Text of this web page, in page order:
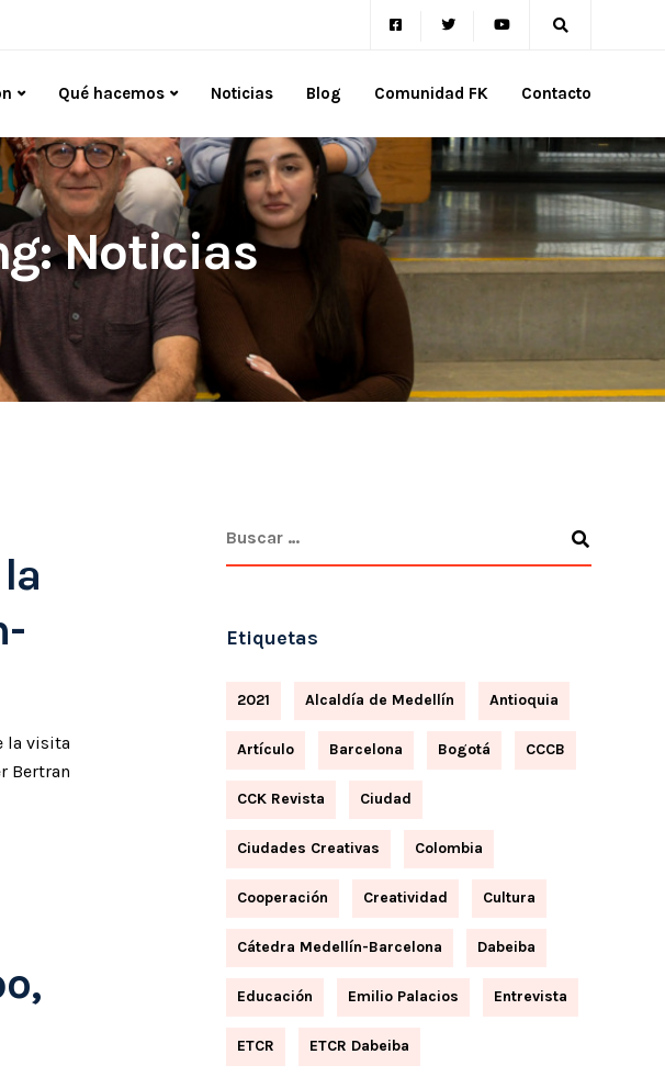
Qué hacemos Noticias Blog Comunidad FK Contacto
Noticias
la visita
Bertran
Etiquetas
2021 Alcaldía de Medellín Antioquia
Artículo Barcelona Bogotá CCCB
CCK Revista Ciudad
Ciudades Creativas Colombia
Cooperación Creatividad Cultura
Cátedra Medellín-Barcelona Dabeiba
Educación Emilio Palacios Entrevista
ETCR ETCR Dabeiba